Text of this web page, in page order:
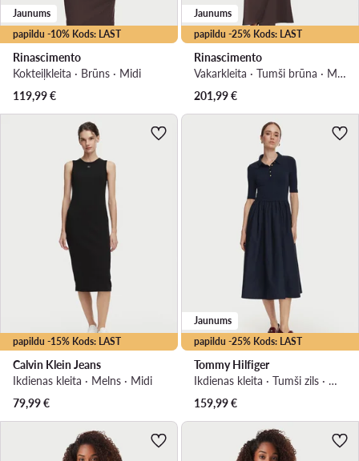
papildu -10% Kods: LAST
Jaunums
Rinascimento
Kokteiļkleita · Brūns · Midi
119,99€
papildu -25% Kods: LAST
Jaunums
Rinascimento
Vakarkleita · Tumši brūna · Maxi
201,99€
papildu -15% Kods: LAST
Calvin Klein Jeans
Ikdienas kleita · Melns · Midi
79,99€
papildu -25% Kods: LAST
Jaunums
Tommy Hilfiger
Ikdienas kleita · Tumši zils · Midi
159,99€